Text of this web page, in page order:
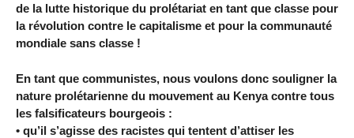
de la lutte historique du prolétariat en tant que classe pour
la révolution contre le capitalisme et pour la communauté
mondiale sans classe !
En tant que communistes, nous voulons donc souligner la
nature prolétarienne du mouvement au Kenya contre tous
les falsificateurs bourgeois :
• qu’il s’agisse des racistes qui tentent d’attiser les